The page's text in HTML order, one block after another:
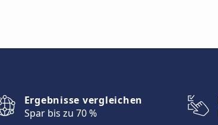
Ergebnisse vergleichen
Spar bis zu 70 %